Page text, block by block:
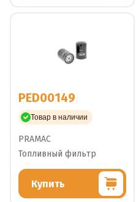
PED00149
Товар в наличии
PRAMAC
Топливный фильтр
Купить